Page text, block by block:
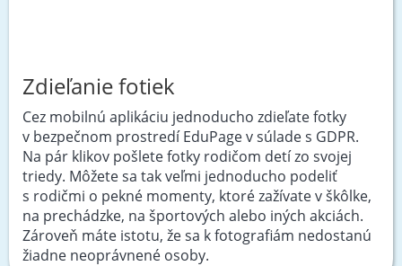
Zdieľanie fotiek
Cez mobilnú aplikáciu jednoducho zdieľate fotky
v bezpečnom prostredí EduPage v súlade s GDPR.
Na pár klikov pošlete fotky rodičom detí zo svojej
triedy. Môžete sa tak veľmi jednoducho podeliť
s rodičmi o pekné momenty, ktoré zažívate v škôlke,
na prechádzke, na športových alebo iných akciách.
Zároveň máte istotu, že sa k fotografiám nedostanú
žiadne neoprávnené osoby.